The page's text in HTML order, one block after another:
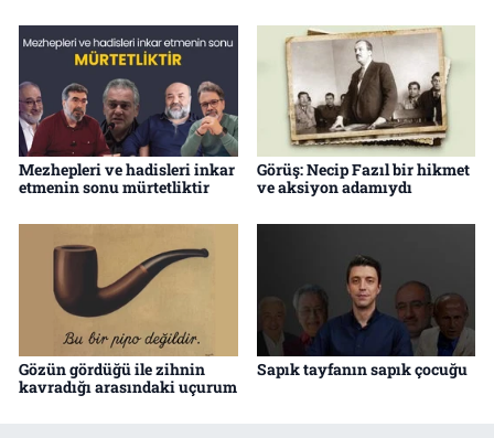
Mezhepleri ve hadisleri inkar
etmenin sonu mürtetliktir
Görüş: Necip Fazıl bir hikmet
ve aksiyon adamıydı
Gözün gördüğü ile zihnin
kavradığı arasındaki uçurum
Sapık tayfanın sapık çocuğu